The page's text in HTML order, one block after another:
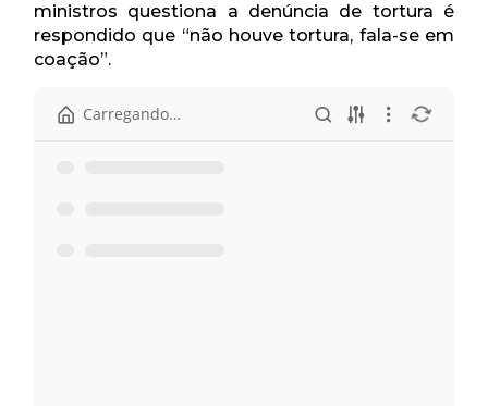
ministros questiona a denúncia de tortura é
respondido que “não houve tortura, fala-se em
coação”.
Início